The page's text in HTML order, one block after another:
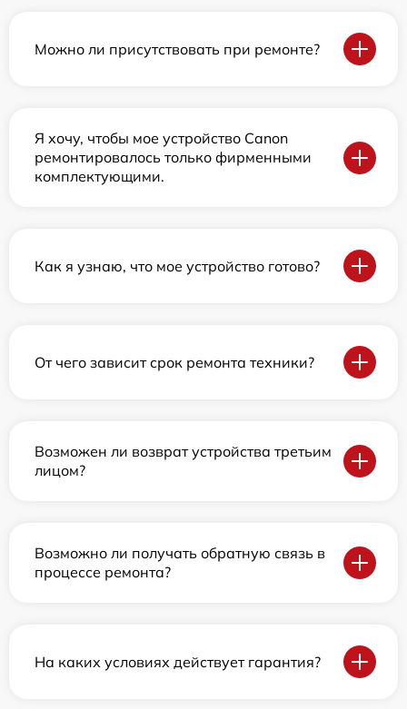
Можно ли присутствовать при ремонте?
Я хочу, чтобы мое устройство Canon
ремонтировалось только фирменными
комплектующими.
Как я узнаю, что мое устройство готово?
От чего зависит срок ремонта техники?
Возможен ли возврат устройства третьим
лицом?
Возможно ли получать обратную связь в
процессе ремонта?
На каких условиях действует гарантия?